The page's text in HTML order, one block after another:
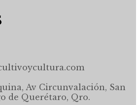
Av Circunvalación, San
de Querétaro, Qro.